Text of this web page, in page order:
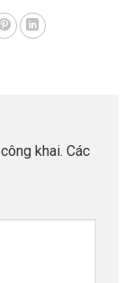
khai. Các